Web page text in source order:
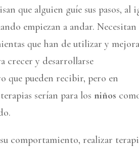
que alguien guíe sus pasos, al
empiezan a andar. Necesitan
que han de utilizar y
crecer y desarrollarse
que pueden recibir, pero en
terapias serían para losniños
comportamiento, realizar